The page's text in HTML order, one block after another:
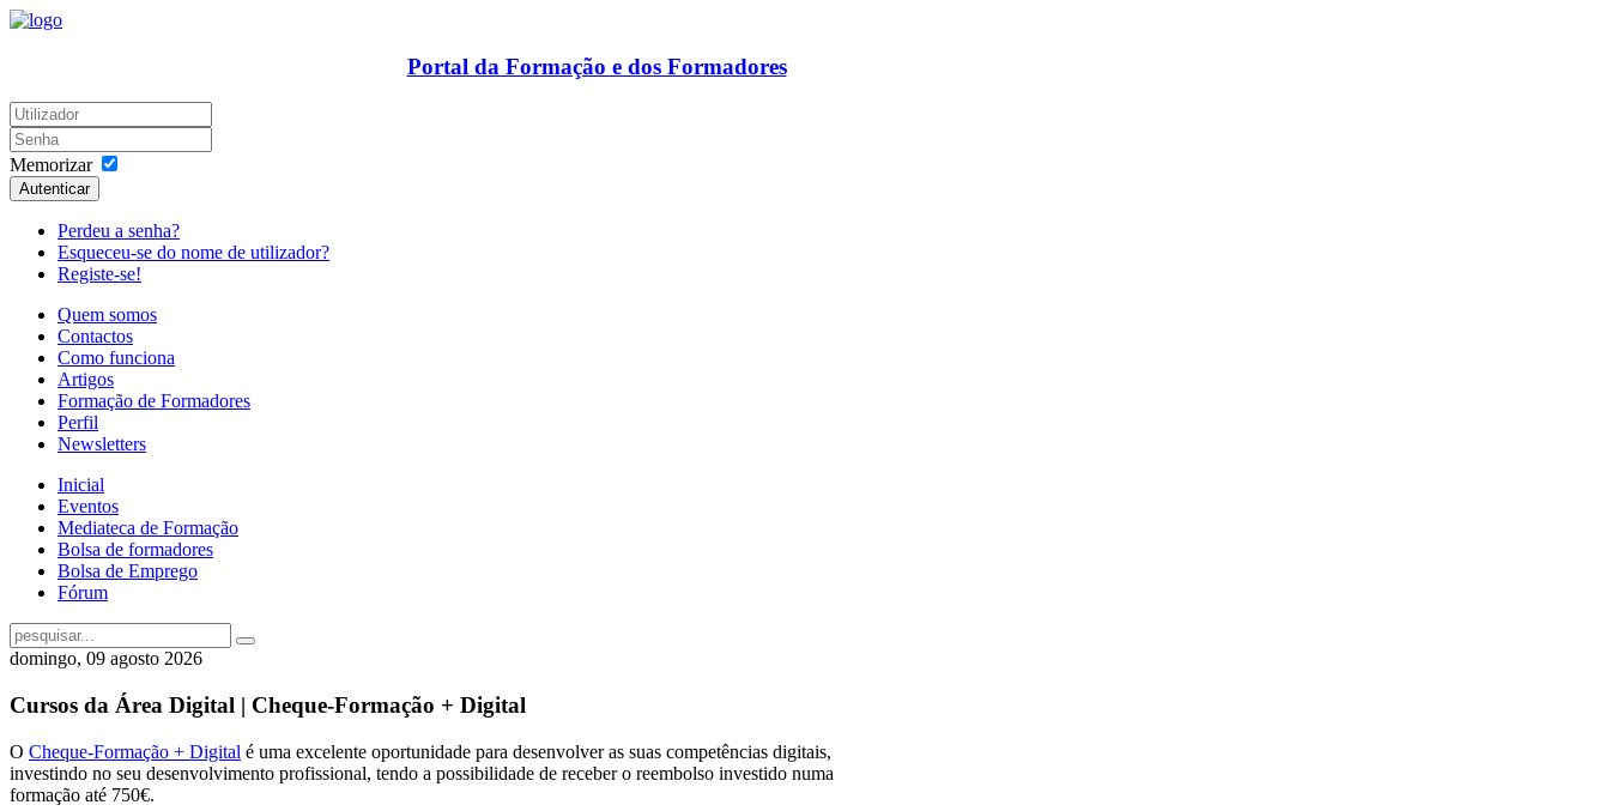
Portal da Formação e dos Formadores
Memorizar
Autenticar
Perdeu a senha?
Esqueceu-se do nome de utilizador?
Registe-se!
Quem somos
Contactos
Como funciona
Artigos
Formação de Formadores
Perfil
Newsletters
Inicial
Eventos
Mediateca de Formação
Bolsa de formadores
Bolsa de Emprego
Fórum
domingo, 09 agosto 2026
Cursos da Área Digital | Cheque-Formação + Digital
O Cheque-Formação + Digital é uma excelente oportunidade para desenvolver as suas competências digitais,
investindo no seu desenvolvimento profissional, tendo a possibilidade de receber o reembolso investido numa
formação até 750€.